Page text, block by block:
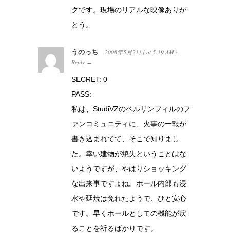
クです。現場のリアルな映像ありが
とう。
うのっち 2008年5月21日 at 5:19 AM ·
Reply →
SECRET: 0
PASS:
私は、StudiVZのベルリンフィルのフ
ァンコミュニティに、火事の一報が
書き込まれてて、そこで知りまし
た。幸い建物が焼失ということはな
いようですが、やはりショッキング
な出来事ですよね。ホール内部も浸
水や延焼は免れたようで、ひと安心
です。早くホールとしての機能が戻
ることを祈るばかりです。